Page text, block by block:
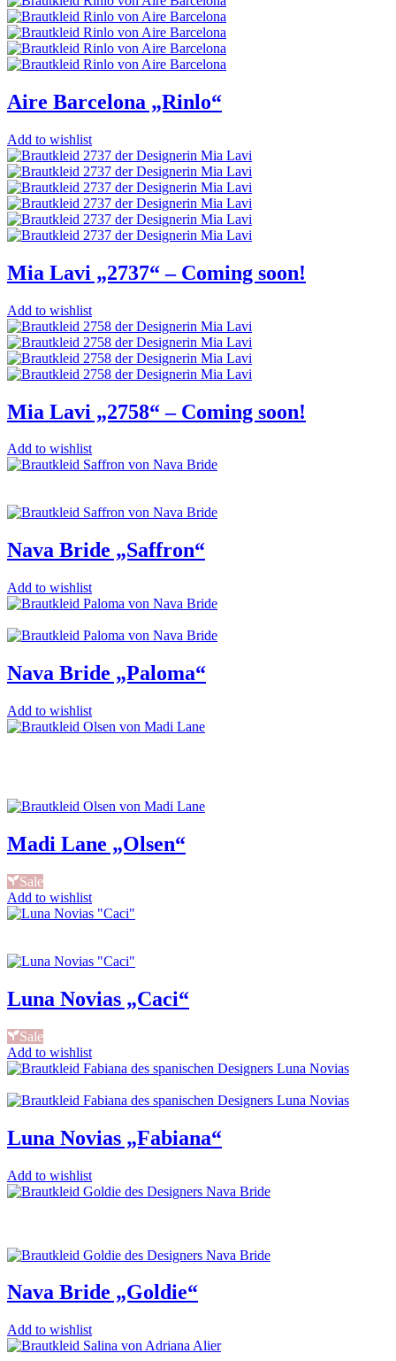
Aire Barcelona „Rinlo“
Add to wishlist
Mia Lavi „2737“ – Coming soon!
Add to wishlist
Mia Lavi „2758“ – Coming soon!
Add to wishlist
Nava Bride „Saffron“
Add to wishlist
Nava Bride „Paloma“
Add to wishlist
Madi Lane „Olsen“
Sale
Add to wishlist
Luna Novias „Caci“
Sale
Add to wishlist
Luna Novias „Fabiana“
Add to wishlist
Nava Bride „Goldie“
Add to wishlist